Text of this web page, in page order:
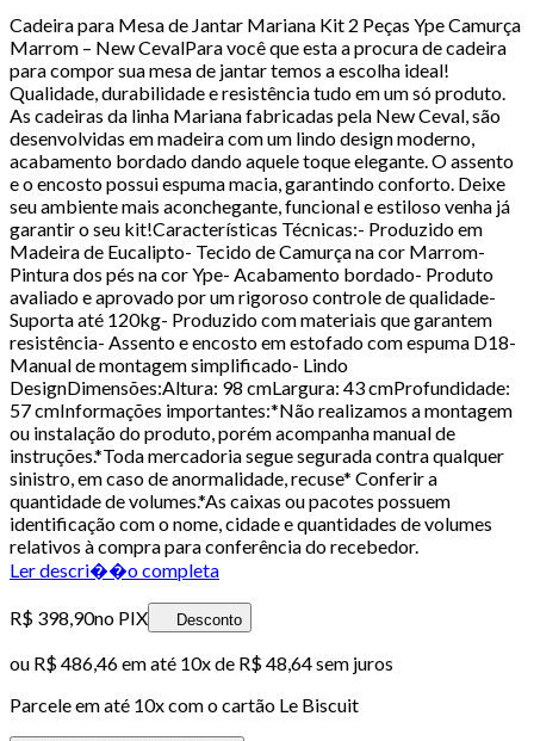
Cadeira para Mesa de Jantar Mariana Kit 2 Peças Ype Camurça
Marrom – New CevalPara você que esta a procura de cadeira
para compor sua mesa de jantar temos a escolha ideal!
Qualidade, durabilidade e resistência tudo em um só produto.
As cadeiras da linha Mariana fabricadas pela New Ceval, são
desenvolvidas em madeira com um lindo design moderno,
acabamento bordado dando aquele toque elegante. O assento
e o encosto possui espuma macia, garantindo conforto. Deixe
seu ambiente mais aconchegante, funcional e estiloso venha já
garantir o seu kit!Características Técnicas:- Produzido em
Madeira de Eucalipto- Tecido de Camurça na cor Marrom-
Pintura dos pés na cor Ype- Acabamento bordado- Produto
avaliado e aprovado por um rigoroso controle de qualidade-
Suporta até 120kg- Produzido com materiais que garantem
resistência- Assento e encosto em estofado com espuma D18-
Manual de montagem simplificado- Lindo
DesignDimensões:Altura: 98 cmLargura: 43 cmProfundidade:
57 cmInformações importantes:*Não realizamos a montagem
ou instalação do produto, porém acompanha manual de
instruções.*Toda mercadoria segue segurada contra qualquer
sinistro, em caso de anormalidade, recuse* Conferir a
quantidade de volumes.*As caixas ou pacotes possuem
identificação com o nome, cidade e quantidades de volumes
relativos à compra para conferência do recebedor.
Ler descri��o completa
R$ 398,90no PIX Desconto
ou R$ 486,46em até 10x de R$ 48,64 sem juros
Parcele em até 10x com o cartão Le Biscuit